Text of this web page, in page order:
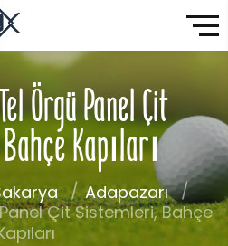
Örgü Panel Çit
Kapıları
Adapazarı
Çit Sistemleri, Bahçe